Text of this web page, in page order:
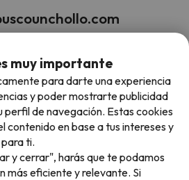
BuscoUnChollo.com
muy importante
para darte una experiencia
y poder mostrarte publicidad
perfil de navegación. Estas cookies
contenido en base a tus intereses y
ti.
y cerrar", harás que te podamos
más eficiente y relevante. Si